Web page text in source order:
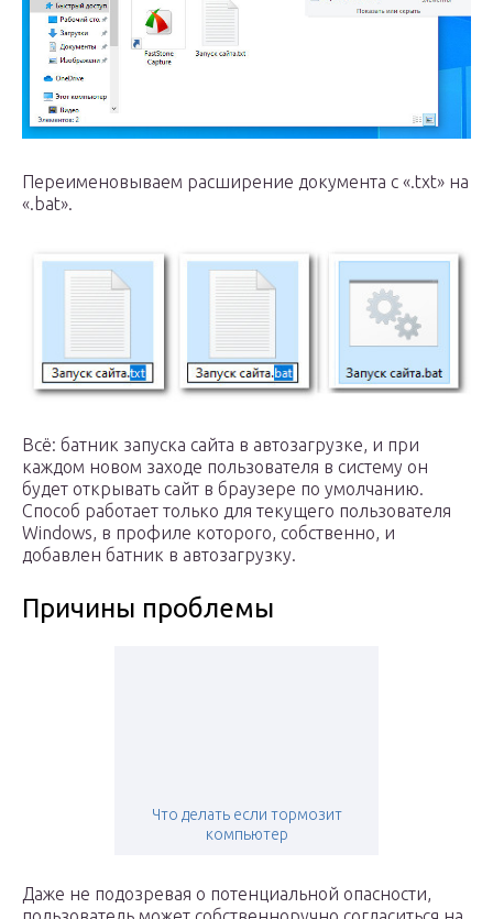
Переименовываем расширение документа с «.txt» на
«.bat».
Всё: батник запуска сайта в автозагрузке, и при
каждом новом заходе пользователя в систему он
будет открывать сайт в браузере по умолчанию.
Способ работает только для текущего пользователя
Windows, в профиле которого, собственно, и
добавлен батник в автозагрузку.
Причины проблемы
Что делать если тормозит
компьютер
Даже не подозревая о потенциальной опасности,